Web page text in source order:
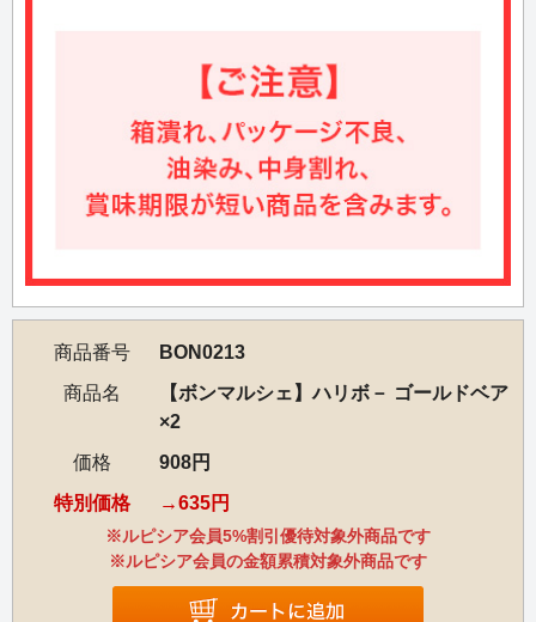
商品番号
BON0213
商品名
【ボンマルシェ】ハリボ－ ゴールドベア
×2
価格
908円
特別価格
635円
※ルピシア会員5%割引優待対象外商品です
※ルピシア会員の金額累積対象外商品です